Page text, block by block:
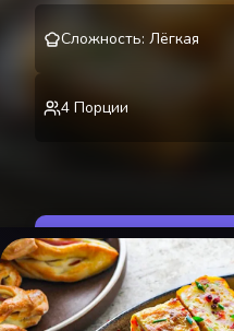
Сложность: Лёгкая
4 Порции